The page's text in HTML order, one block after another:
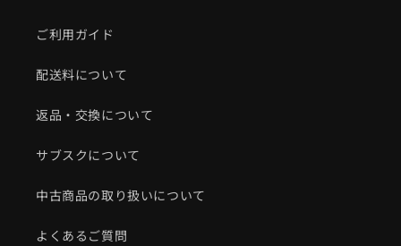
ご利用ガイド
配送料について
返品・交換について
サブスクについて
中古商品の取り扱いについて
よくあるご質問